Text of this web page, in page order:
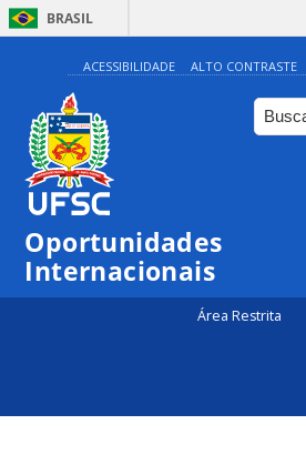
BRASIL
ACESSIBILIDADE ALTO CONTRASTE
Oportunidades
Internacionais
Área Restrita